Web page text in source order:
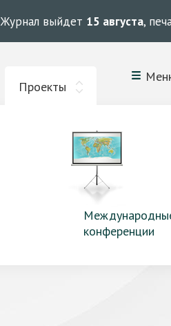
Журнал выйдет 15 августа,
Проекты
конференции